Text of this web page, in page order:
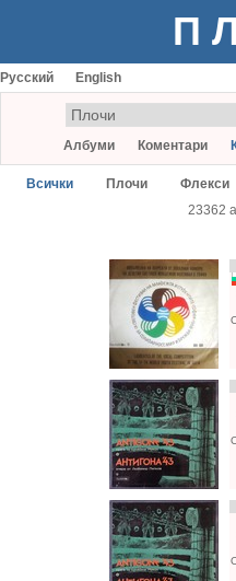
Русский English
Албуми Коментари
Всички Плочи Флекси
23362